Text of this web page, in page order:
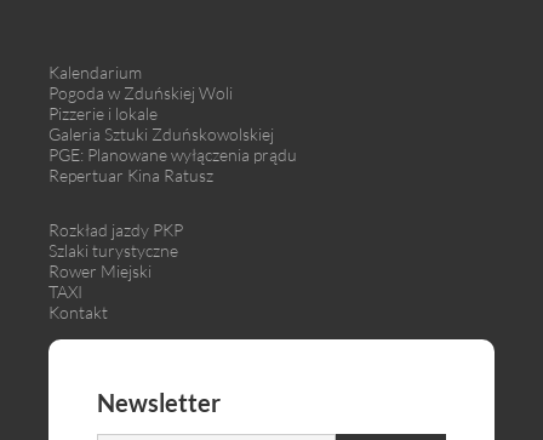
Kalendarium
Pogoda w Zduńskiej Woli
Pizzerie i lokale
Galeria Sztuki Zduńskowolskiej
PGE: Planowane wyłączenia prądu
Repertuar Kina Ratusz
Rozkład jazdy PKP
Szlaki turystyczne
Rower Miejski
TAXI
Kontakt
Newsletter